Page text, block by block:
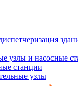
узлы и насосные
станции
узлы